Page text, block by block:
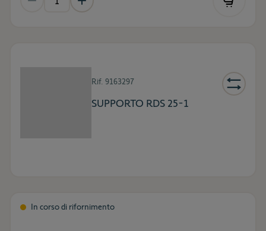
Rif. 9163297
SUPPORTO RDS 25-1
In corso di rifornimento